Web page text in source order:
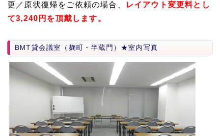
更／原状復帰をご依頼の場合、
レイアウト変更料とし
て3,240円を頂戴します。
BMT貸会議室（麹町・半蔵門）★室内写真